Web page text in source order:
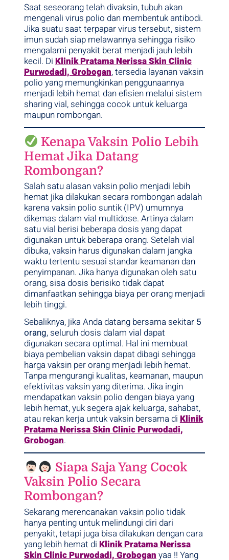
Saat seseorang telah divaksin, tubuh akan
mengenali virus polio dan membentuk antibodi.
Jika suatu saat terpapar virus tersebut, sistem
imun sudah siap melawannya sehingga risiko
mengalami penyakit berat menjadi jauh lebih
kecil. Di Klinik Pratama Nerissa Skin Clinic
Purwodadi, Grobogan, tersedia layanan vaksin
polio yang memungkinkan penggunaannya
menjadi lebih hemat dan efisien melalui sistem
sharing vial, sehingga cocok untuk keluarga
maupun rombongan.
Kenapa Vaksin Polio Lebih
Hemat Jika Datang
Rombongan?
Salah satu alasan vaksin polio menjadi lebih
hemat jika dilakukan secara rombongan adalah
karena vaksin polio suntik (IPV) umumnya
dikemas dalam vial multidose. Artinya dalam
satu vial berisi beberapa dosis yang dapat
digunakan untuk beberapa orang. Setelah vial
dibuka, vaksin harus digunakan dalam jangka
waktu tertentu sesuai standar keamanan dan
penyimpanan. Jika hanya digunakan oleh satu
orang, sisa dosis berisiko tidak dapat
dimanfaatkan sehingga biaya per orang menjadi
lebih tinggi.
Sebaliknya, jika Anda datang bersama sekitar 5
orang, seluruh dosis dalam vial dapat
digunakan secara optimal. Hal ini membuat
biaya pembelian vaksin dapat dibagi sehingga
harga vaksin per orang menjadi lebih hemat.
Tanpa mengurangi kualitas, keamanan, maupun
efektivitas vaksin yang diterima. Jika ingin
mendapatkan vaksin polio dengan biaya yang
lebih hemat, yuk segera ajak keluarga, sahabat,
atau rekan kerja untuk vaksin bersama diKlinik
Pratama Nerissa Skin Clinic Purwodadi,
Grobogan.
Siapa Saja Yang Cocok
Vaksin Polio Secara
Rombongan?
Sekarang merencanakan vaksin polio tidak
hanya penting untuk melindungi diri dari
penyakit, tetapi juga bisa dilakukan dengan cara
yang lebih hemat di Klinik Pratama Nerissa
Skin Clinic Purwodadi, Grobogan yaa !! Yang